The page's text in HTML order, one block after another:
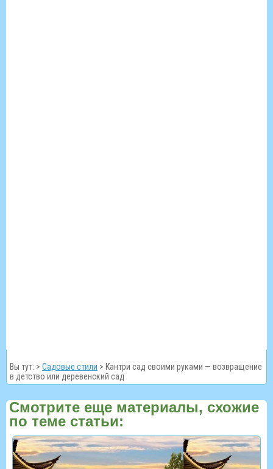
Вы тут: > Садовые стили > Кантри сад своими руками — возвращение
в детство или деревенский сад
Смотрите еще материалы, схожие
по теме статьи: